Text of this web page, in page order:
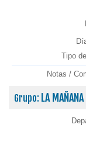
Tipo
Notas /
Grupo: LA